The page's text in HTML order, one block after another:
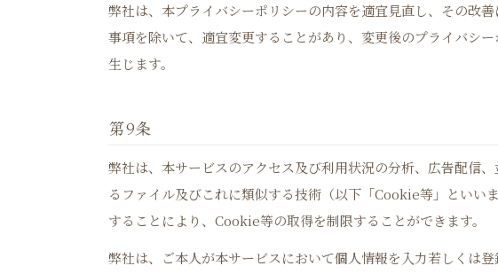
弊社は、本プライバシーポリシーの内容を適宜見直し、その改
事項を除いて、適宜変更することがあり、変更後のプライバシ
生じます。
第9条
弊社は、本サービスのアクセス及び利用状況の分析、広告配信
るファイル及びこれに類似する技術（以下「Cookie等」といい
することにより、Cookie等の取得を制限することができます。
弊社は、ご本人が本サービスにおいて個人情報を入力若しくは